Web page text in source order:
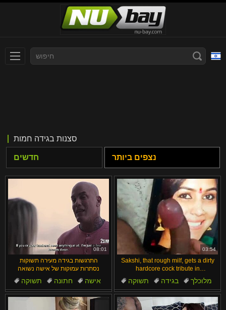
Deutsch
Српски
Norsk
한국어
Suomi
Bahasa Melayu
Ελληνικά
Русский
Español
Română
Svenska
Français
English
日本語
ह िन ्द ी
Türkçe
סצנות בגידה חמות
חדשים נצפים ביותר
08:01
התרגשות בגידה מעירה תשוקות
נסתרות עמוקות של אישה נשואה
תשוקה חתונה
אישה
חושני
בגידה
03:54
Sakshi, that rough milf, gets a dirty
hardcore cock tribute in
submission.
תשוקה בגידה
מלוכלך
מילפיות
זין